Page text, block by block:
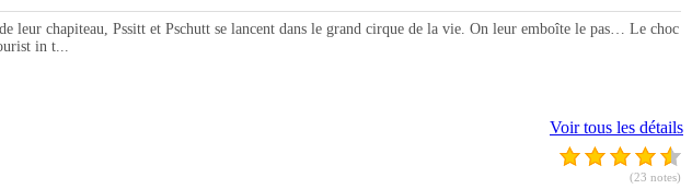
chapiteau, Pssitt et Pschutt se lancent dans le grand cirque de la vie. On leur emboîte le pas… Le choc
in t...
Voir tous les détails
(23 notes)